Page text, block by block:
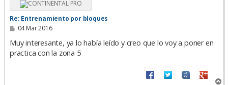
Re: Entrenamiento por bloques
M
n
a
04 Mar 2016
Muy interesante, ya lo había leído y creo que lo voy a poner en
practica con la zona 5